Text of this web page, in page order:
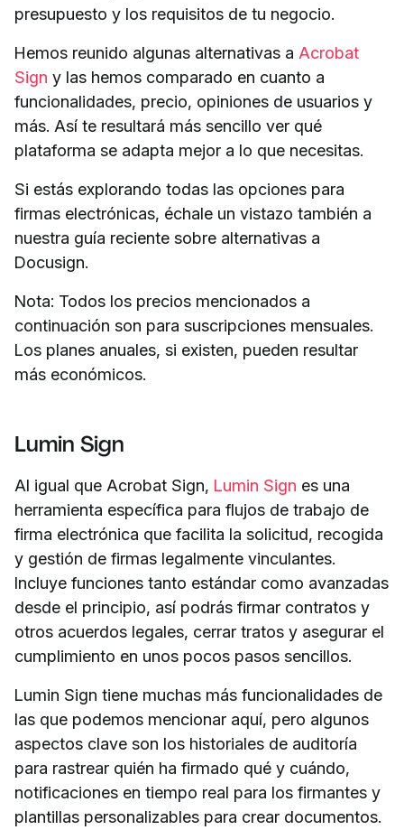
presupuesto y los requisitos de tu negocio.
Hemos reunido algunas alternativas a Acrobat
Sign y las hemos comparado en cuanto a
funcionalidades, precio, opiniones de usuarios y
más. Así te resultará más sencillo ver qué
plataforma se adapta mejor a lo que necesitas.
Si estás explorando todas las opciones para
firmas electrónicas, échale un vistazo también a
nuestra guía reciente sobre alternativas a
Docusign.
Nota: Todos los precios mencionados a
continuación son para suscripciones mensuales.
Los planes anuales, si existen, pueden resultar
más económicos.
Lumin Sign
Al igual que Acrobat Sign, Lumin Sign es una
herramienta específica para flujos de trabajo de
firma electrónica que facilita la solicitud, recogida
y gestión de firmas legalmente vinculantes.
Incluye funciones tanto estándar como avanzadas
desde el principio, así podrás firmar contratos y
otros acuerdos legales, cerrar tratos y asegurar el
cumplimiento en unos pocos pasos sencillos.
Lumin Sign tiene muchas más funcionalidades de
las que podemos mencionar aquí, pero algunos
aspectos clave son los historiales de auditoría
para rastrear quién ha firmado qué y cuándo,
notificaciones en tiempo real para los firmantes y
plantillas personalizables para crear documentos.